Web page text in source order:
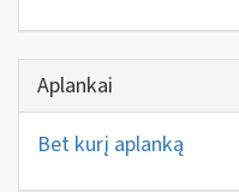
Aplankai
Bet kurį aplanką